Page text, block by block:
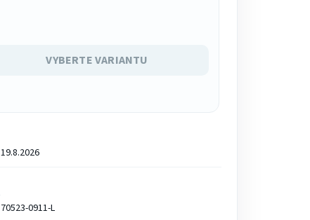
VYBERTE VARIANTU
19.8.2026
70523-0911-L